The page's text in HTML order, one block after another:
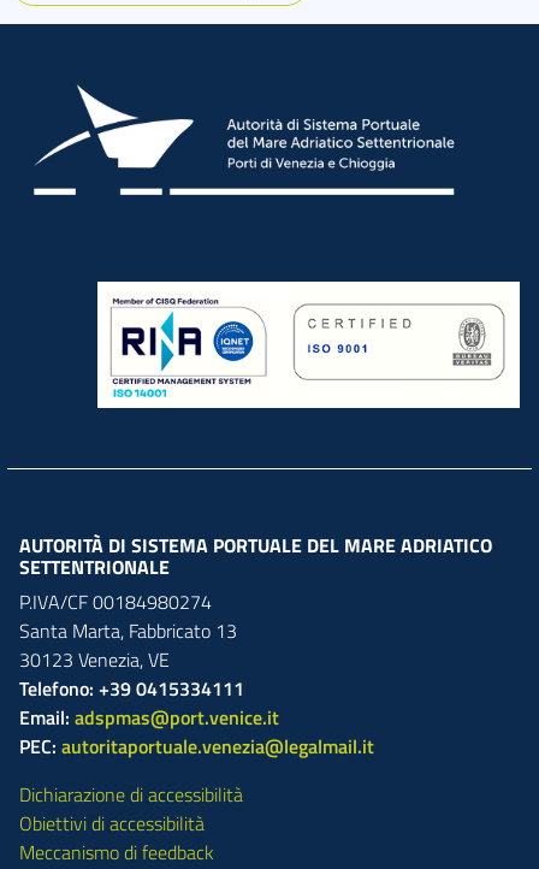
AUTORITÀ DI SISTEMA PORTUALE DEL MARE ADRIATICO
SETTENTRIONALE
P.IVA/CF 00184980274
Santa Marta, Fabbricato 13
30123 Venezia,VE
Telefono: +39 0415334111
Email: adspmas@port.venice.it
PEC: autoritaportuale.venezia@legalmail.it
Dichiarazione di accessibilità
Obiettivi di accessibilità
Meccanismo di feedback